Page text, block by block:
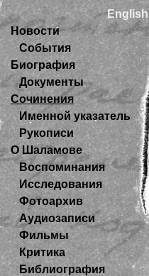
English
Новости
События
Биография
Документы
Сочинения
Именной указатель
Рукописи
О Шаламове
Воспоминания
Исследования
Фотоархив
Аудиозаписи
Фильмы
Критика
Библиография